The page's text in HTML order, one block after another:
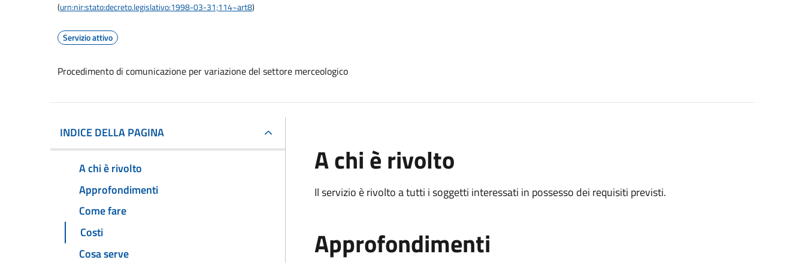
(urn:nir:stato:decreto.legislativo:1998-03-31;114~art8)
Servizio attivo
Procedimento di comunicazione per variazione del settore merceologico
INDICE DELLA PAGINA
A chi è rivolto
Approfondimenti
Come fare
Costi
Cosa serve
A chi è rivolto
Il servizio è rivolto a tutti i soggetti interessati in possesso dei requisiti previsti.
Approfondimenti